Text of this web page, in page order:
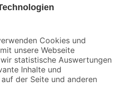
und Aktionen mehr verpassen!